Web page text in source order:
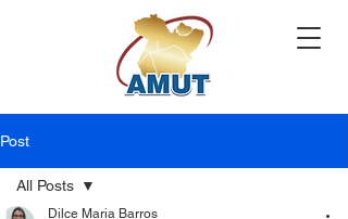
Post
All Posts
Dilce Maria Barros